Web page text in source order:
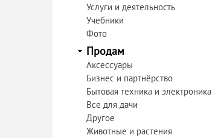
Услуги и деятельность
Учебники
Фото
Продам
Аксессуары
Бизнес и партнёрство
Бытовая техника и электроника
Все для дачи
Другое
Животные и растения